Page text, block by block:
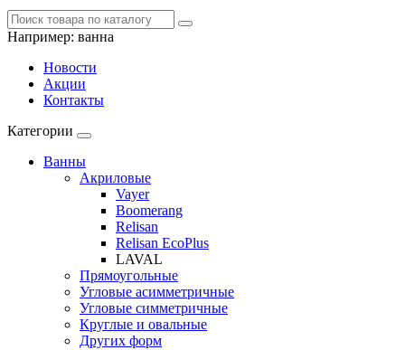
Например: ванна
Новости
Акции
Контакты
Категории
Ванны
Акриловые
Vayer
Boomerang
Relisan
Relisan EcoPlus
LAVAL
Прямоугольные
Угловые асимметричные
Угловые симметричные
Круглые и овальные
Других форм